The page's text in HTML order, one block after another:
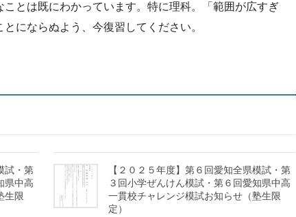
とは既にわかっています。特に理科。「範囲が広すぎ
にならぬよう、今復習してください。
試・第
県中高
生限
【２０２５年度】第６回愛知全県模試・第
３回小学ぜんけん模試・第６回愛知県中高
一貫校チャレンジ模試お知らせ（塾生限
定）